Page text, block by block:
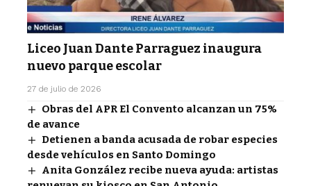
Liceo Juan Dante Parraguez inaugura
nuevo parque escolar
27 de julio de 2026
Obras del APR El Convento alcanzan un 75%
de avance
Detienen a banda acusada de robar especies
desde vehículos en Santo Domingo
Anita González recibe nueva ayuda: artistas